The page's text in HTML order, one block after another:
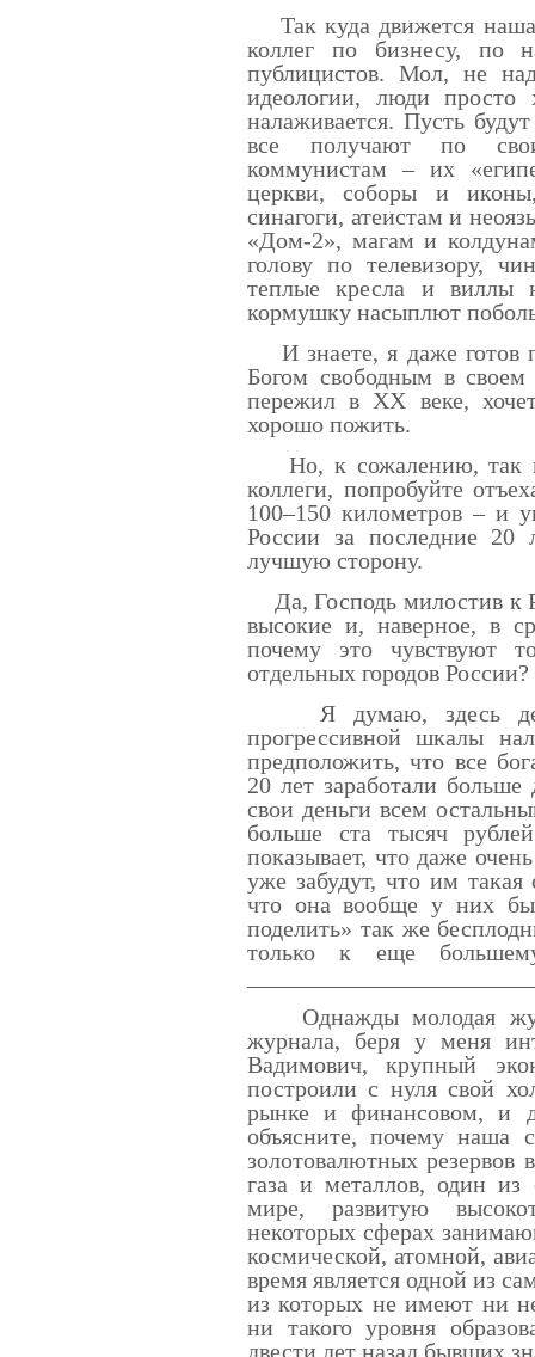
Так куда движется
коллег по бизнесу, по
публицистов. Мол, не
идеологии, люди
налаживается. Пусть
все получают по
коммунистам – их
церкви, соборы и
синагоги, атеистам и
«Дом-2», магам и
голову по телевизору,
теплые кресла и виллы
кормушку насыплют
И знаете, я даже готов
Богом свободным в
пережил в XX веке,
хорошо пожить.
Но, к сожалению, так в
коллеги, попробуйте
100–150 километров – и
России за последние
лучшую сторону.
Да, Господь милостив к
высокие и, наверное, в
почему это чувствуют
отдельных городов России?
Я думаю, здесь дело
прогрессивной шкалы
предположить, что все
20 лет заработали
свои деньги всем
больше ста тысяч
показывает, что даже
уже забудут, что им
что она вообще у них
поделить» так же
только к еще
Однажды молодая
журнала, беря у меня
Вадимович, крупный
построили с нуля свой
рынке и финансовом, и
объясните, почему наша
золотовалютных
газа и металлов, один из
мире, развитую
некоторых сферах
космической, атомной,
время является одной из
из которых не имеют ни
ни такого уровня
двести лет назад бывших